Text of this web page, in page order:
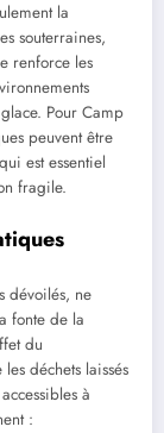
la
souterraines,
renforce les
Pour Camp
peuvent être
est essentiel
fragile.
dévoilés, ne
fonte de la
du
déchets laissés
à
: